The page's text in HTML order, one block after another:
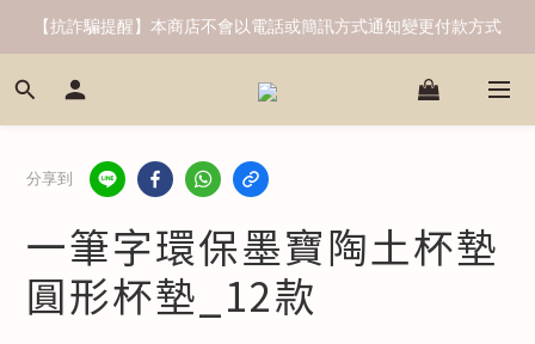
【抗詐騙提醒】本商店不會以電話或簡訊方式通知變更付款方式
分享到
一筆字環保墨寶陶土杯墊
圓形杯墊_12款